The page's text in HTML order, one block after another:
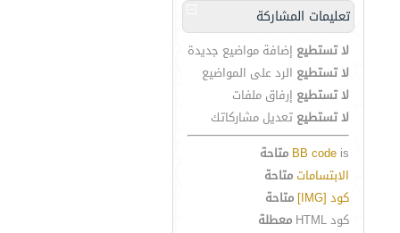
تعليمات المشاركة
لا تستطيع إضافة مواضيع جديدة
لا تستطيع الرد على المواضيع
لا تستطيع إرفاق ملفات
لا تستطيع تعديل مشاركاتك
BB code is
متاحة
الابتساماتمتاحة
كود [IMG]
متاحة
كود HTML
معطلة